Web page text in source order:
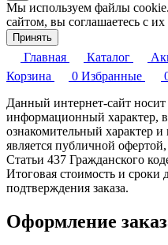
Мы используем файлы
сайтом, вы соглашаетесь с
Принять
Главная Каталог
Корзина
0 Избранные
Данный интернет-сайт
информационный характер,
ознакомительный характер
является публичной
Статьи 437 Гражданского
Итоговая стоимость и сроки
подтверждения заказа.
Оформление